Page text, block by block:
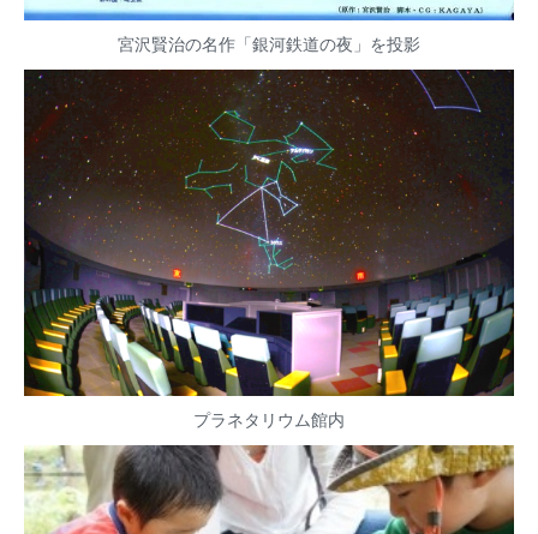
宮沢賢治の名作「銀河鉄道の夜」を投影
プラネタリウム館内